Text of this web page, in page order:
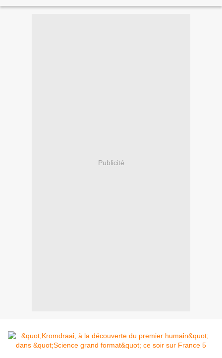
Publicité